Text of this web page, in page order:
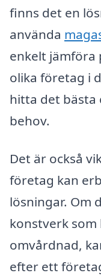
finns det en
använda
enkelt jämföra
olika företag i
hitta det bästa
behov.
Det är också
företag kan
lösningar. Om
konstverk som
omvårdnad,
efter ett